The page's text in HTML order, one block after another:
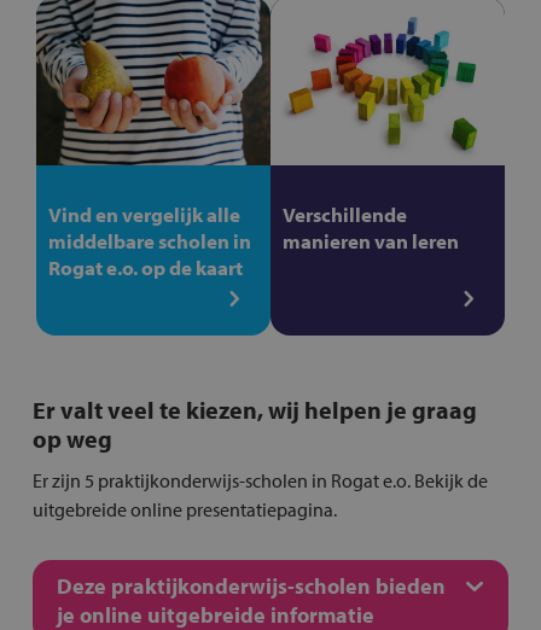
Vind en vergelijk alle
middelbare scholen in
Rogat e.o. op de kaart
Verschillende
manieren van leren
Er valt veel te kiezen, wij helpen je graag
op weg
Er zijn 5 praktijkonderwijs-scholen in Rogat e.o. Bekijk de
uitgebreide online presentatiepagina.
Deze praktijkonderwijs-scholen bieden
je online uitgebreide informatie